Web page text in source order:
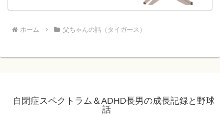
ホーム 父ちゃんの話（タイガース）
自閉症スペクトラム＆ADHD長男の成長記録と野球
話